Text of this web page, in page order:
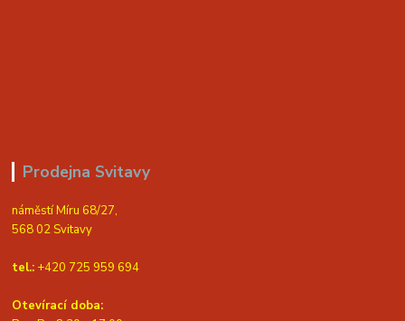
Prodejna Svitavy
náměstí Míru 68/27,
568 02 Svitavy
tel.: +420 725 959 694
Otevírací doba: